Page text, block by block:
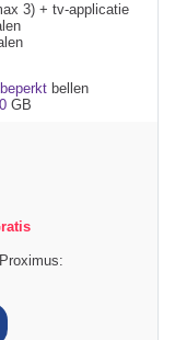
3) + tv-applicatie
bellen
GB